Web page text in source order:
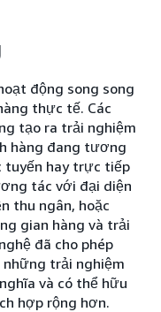
động song song
thực tế. Các
tạo ra trải nghiệm
hàng đang tương
tuyến hay trực tiếp
tác với đại diện
thu ngân, hoặc
gian hàng và trải
đã cho phép
trải nghiệm
và có thể hữu
hợp rộng hơn.